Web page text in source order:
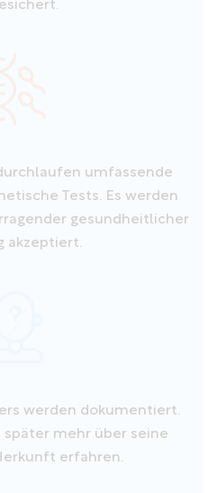
umfassende
Tests. Es werden
gesundheitlicher
akzeptiert.
werden dokumentiert.
später mehr über seine
erfahren.